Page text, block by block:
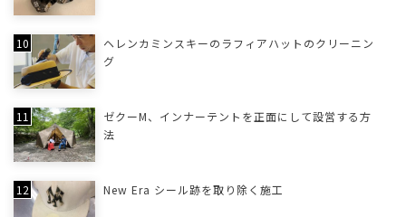
ヘレンカミンスキーのラフィアハットのクリーニン
グ
ゼクーM、インナーテントを正面にして設営する方
法
New Era シール跡を取り除く施工